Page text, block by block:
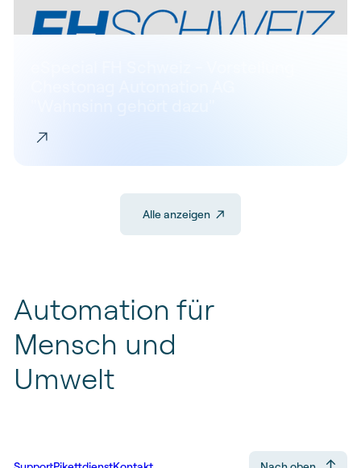
Alle anzeigen
Automation für
Mensch und
Umwelt